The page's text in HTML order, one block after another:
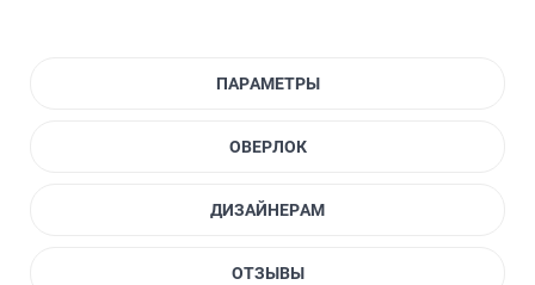
ПАРАМЕТРЫ
ОВЕРЛОК
ДИЗАЙНЕРАМ
ОТЗЫВЫ